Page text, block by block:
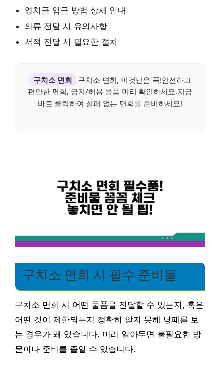
영치금 입금 방법 상세 안내
의류 전달 시 유의사항
서적 전달 시 필요한 절차
구치소 면회
구치소 면회, 이것만은 꼭!안전하고
편안한 면회, 금지/허용 물품 미리 확인하세요.지금
바로 클릭하여 실패 없는 면회를 준비하세요!
구치소 면회 시 필수 준비물
구치소 면회 시 어떤 물품을 전달할 수 있는지, 혹은
어떤 것이 제한되는지 정확히 알지 못해 낭패를 보
는 경우가 꽤 있습니다. 미리 알아두면 불필요한 방
문이나 준비를 줄일 수 있습니다.